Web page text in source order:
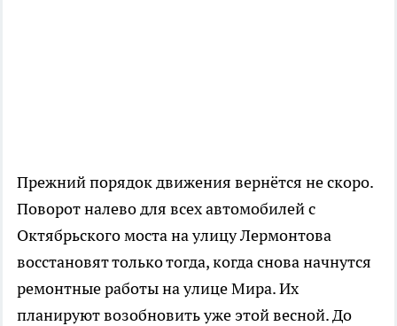
Прежний порядок движения вернётся не скоро.
Поворот налево для всех автомобилей с
Октябрьского моста на улицу Лермонтова
восстановят только тогда, когда снова начнутся
ремонтные работы на улице Мира. Их
планируют возобновить уже этой весной. До